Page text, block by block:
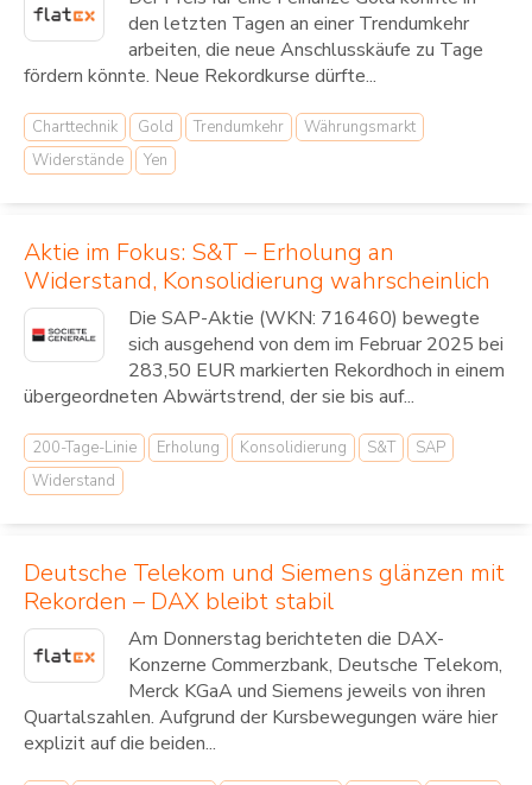
den letzten Tagen an einer Trendumkehr
arbeiten, die neue Anschlusskäufe zu Tage
fördern könnte. Neue Rekordkurse dürfte...
Charttechnik Gold Trendumkehr
Währungsmarkt
Widerstände
Yen
Aktie im Fokus: S&T – Erholung an
Widerstand, Konsolidierung wahrscheinlich
Die SAP-Aktie (WKN: 716460) bewegte
sich ausgehend von dem im Februar 2025 bei
283,50 EUR markierten Rekordhoch in einem
übergeordneten Abwärtstrend, der sie bis auf...
200-Tage-Linie Erholung Konsolidierung S&T
SAP
Widerstand
Deutsche Telekom und Siemens glänzen mit
Rekorden – DAX bleibt stabil
Am Donnerstag berichteten die DAX-
Konzerne Commerzbank, Deutsche Telekom,
Merck KGaA und Siemens jeweils von ihren
Quartalszahlen. Aufgrund der Kursbewegungen wäre hier
explizit auf die beiden...